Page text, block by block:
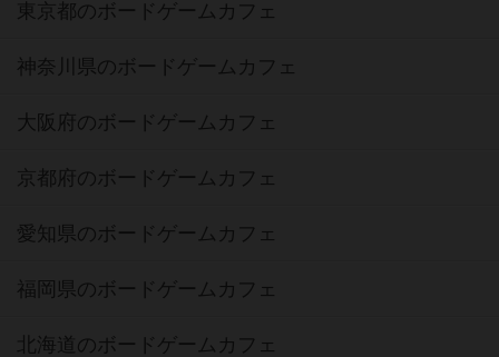
東京都のボードゲームカフェ
神奈川県のボードゲームカフェ
大阪府のボードゲームカフェ
京都府のボードゲームカフェ
愛知県のボードゲームカフェ
福岡県のボードゲームカフェ
北海道のボードゲームカフェ